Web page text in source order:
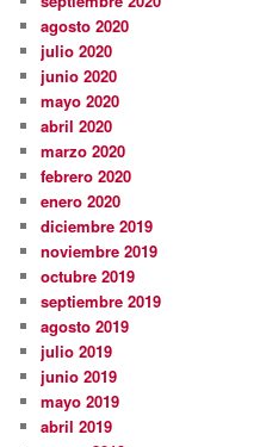
agosto 2020
julio 2020
junio 2020
mayo 2020
abril 2020
marzo 2020
febrero 2020
enero 2020
diciembre 2019
noviembre 2019
octubre 2019
septiembre 2019
agosto 2019
julio 2019
junio 2019
mayo 2019
abril 2019